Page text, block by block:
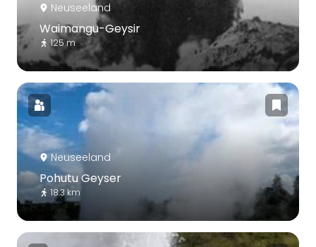
Neuseeland
Waimangu-Geysir
125 m
Neuseeland
Pohutu Geyser
18.3 km